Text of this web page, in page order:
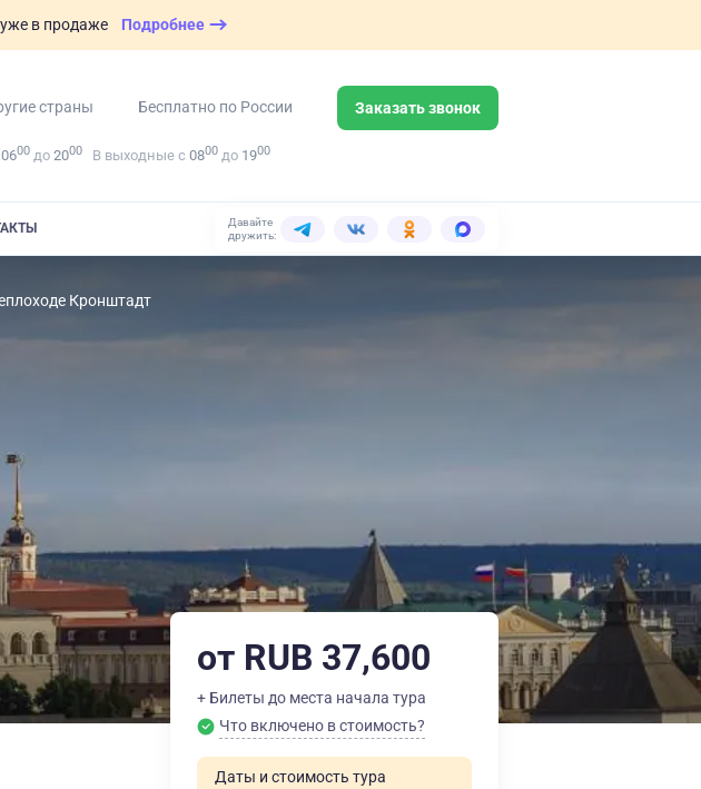
в продаже Подробнее
страны Бесплатно по России Заказать звонок
0600 до 2000 В выходные с 0800 до 1900
Давайте
дружить:
Кронштадт
от RUB 37,600
+ Билеты до места начала тура
Что включено в стоимость?
Даты и стоимость тура